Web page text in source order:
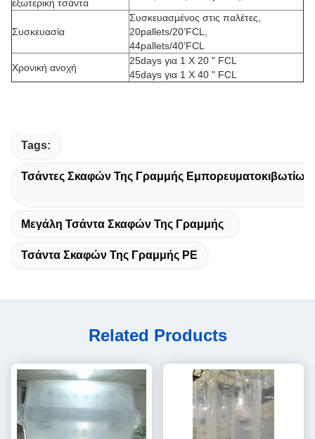
εξωτερική τσάντα
Συσκευασία
Συσκευασμένος στις παλέτες,
20pallets/20'FCL,
44pallets/40'FCL
Χρονική ανοχή
25days για 1 X 20 " FCL
45days για 1 X 40 " FCL
Tags:
Τσάντες Σκαφών Της Γραμμής Εμπορευματοκιβωτίων
Μεγάλη Τσάντα Σκαφών Της Γραμμής
Τσάντα Σκαφών Της Γραμμής PE
Related Products